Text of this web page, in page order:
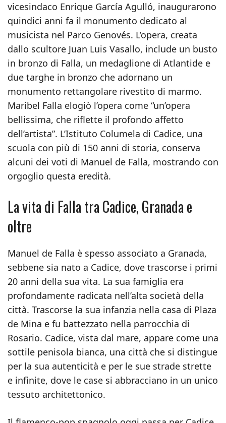
vicesindaco Enrique García Agulló, inaugurarono
quindici anni fa il monumento dedicato al
musicista nel Parco Genovés. L’opera, creata
dallo scultore Juan Luis Vasallo, include un busto
in bronzo di Falla, un medaglione di Atlantide e
due targhe in bronzo che adornano un
monumento rettangolare rivestito di marmo.
Maribel Falla elogiò l’opera come “un’opera
bellissima, che riflette il profondo affetto
dell’artista”. L’Istituto Columela di Cadice, una
scuola con più di 150 anni di storia, conserva
alcuni dei voti di Manuel de Falla, mostrando con
orgoglio questa eredità.
La vita di Falla tra Cadice, Granada e
oltre
Manuel de Falla è spesso associato a Granada,
sebbene sia nato a Cadice, dove trascorse i primi
20 anni della sua vita. La sua famiglia era
profondamente radicata nell’alta società della
città. Trascorse la sua infanzia nella casa di Plaza
de Mina e fu battezzato nella parrocchia di
Rosario. Cadice, vista dal mare, appare come una
sottile penisola bianca, una città che si distingue
per la sua autenticità e per le sue strade strette
e infinite, dove le case si abbracciano in un unico
tessuto architettonico.